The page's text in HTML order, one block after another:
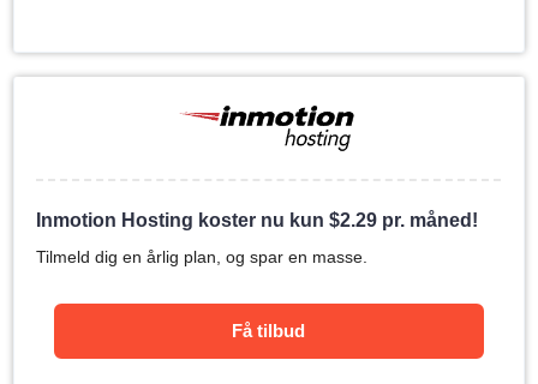
Inmotion Hosting koster nu kun$2.29 pr. måned!
Tilmeld dig en årlig plan, og spar en masse.
Få tilbud